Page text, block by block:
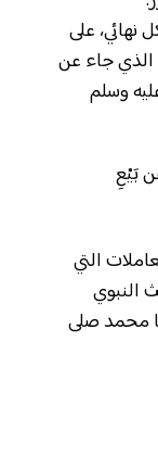
نهائي، على
الذي جاء عن
وسلم
بَيْعِ
التي
النبوي
محمد صلى